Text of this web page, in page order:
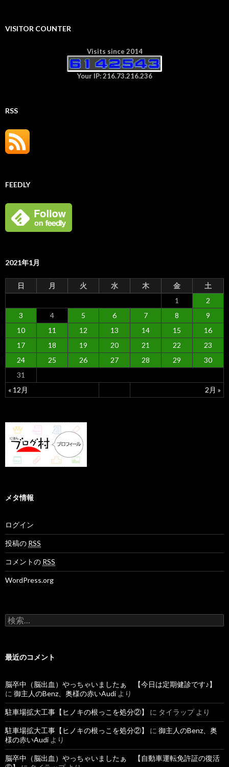
VISITOR COUNTER
Visits since 2014
Your IP: 216.73.216.236
RSS
FEEDLY
2021年1月
日 月 火 水 木 金 土
« 12月 2月 »
1
2
3
4 5 6 7 8
9
10
11 12 13 14 15
16
17
18 19 20 21 22
23
24
25 26 27 28 29
30
31
メタ情報
ログイン
投稿の RSS
コメントの RSS
WordPress.org
検
索
最近のコメント
脳卒中（脳出血）やっちゃいましたぁ 【今日は定期健診です♪】
に 御主人のBenz、奥様の赤いAudi より
駐車場拡大工事【ヒノキの根っこを処分②】 に タイラップより
駐車場拡大工事【ヒノキの根っこを処分②】 に 御主人のBenz、奥
様の赤いAudi より
脳卒中（脳出血）やっちゃいましたぁ 【自動車運転免許証の復活